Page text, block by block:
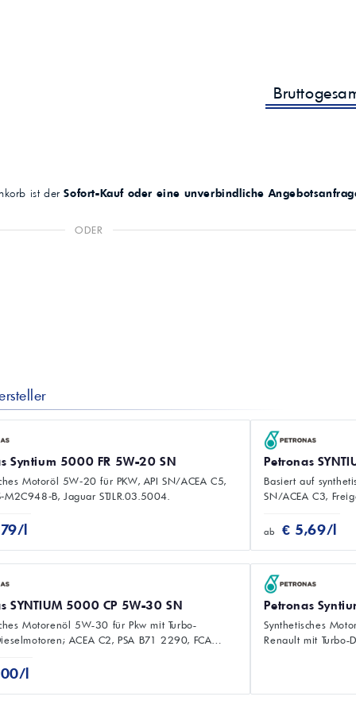
ist derSofort-Kauf oder eine unverbindliche
ODER
Syntium 5000 FR 5W-20 SN
Motoröl 5W‑20 für PKW, API SN/ACEA C5,
Jaguar STJLR.03.5004.
l
Petronas
Basiert auf
SN/ACEA C3,
ab € 5,69/l
SYNTIUM 5000 CP 5W-30 SN
Motorenöl 5W-30 für Pkw mit Turbo-
ACEA C2, PSA B71 2290, FCA
l
Petronas
Synthetisches
Renault mit Turbo-